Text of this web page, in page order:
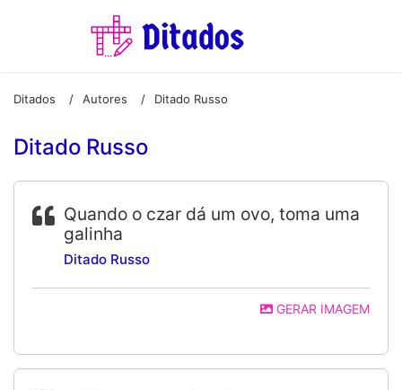
Ditados / Autores / Ditado Russo
Ditado Russo
Quando o czar dá um ovo, toma uma
galinha
Ditado Russo
GERAR IMAGEM